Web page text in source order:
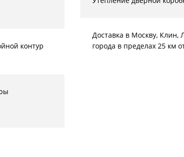
контур
Доставка в Москву,
города в пределах 25 км